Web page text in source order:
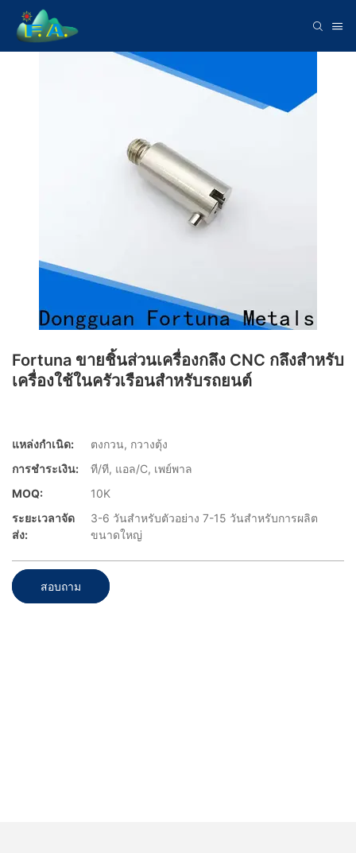
Fortuna ขายชิ้นส่วนเครื่องกลึง CNC กลึงสำหรับ
เครื่องใช้ในครัวเรือนสำหรับรถยนต์
แหล่งกำเนิด:
ตงกวน, กวางตุ้ง
การชำระเงิน:
ที/ที, แอล/C, เพย์พาล
MOQ:
10K
ระยะเวลาจัด
ส่ง:
3-6 วันสำหรับตัวอย่าง 7-15 วันสำหรับการผลิต
ขนาดใหญ่
สอบถาม